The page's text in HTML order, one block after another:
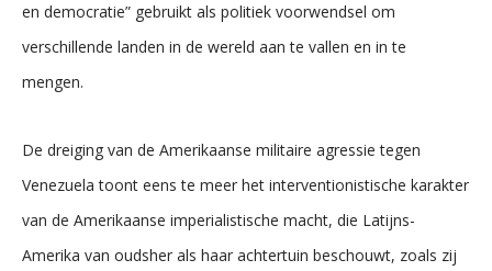
en democratie” gebruikt als politiek voorwendsel om
verschillende landen in de wereld aan te vallen en in te
mengen.
De dreiging van de Amerikaanse militaire agressie tegen
Venezuela toont eens te meer het interventionistische karakter
van de Amerikaanse imperialistische macht, die Latijns-
Amerika van oudsher als haar achtertuin beschouwt, zoals zij